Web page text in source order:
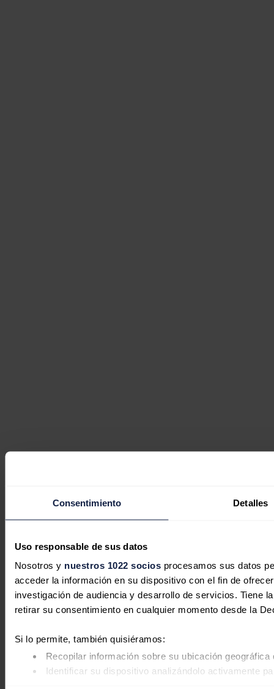
Consentimiento Detalles
Uso responsable de sus datos
Nosotros y nuestros 1022 sociosprocesamos sus datos
acceder la información en su dispositivo con el fin de
investigación de audiencia y desarrollo de servicios. Tiene
retirar su consentimiento en cualquier momento desde la
Si lo permite, también quisiéramos:
Recopilar información sobre su ubicación
Identificar su dispositivo analizándolo activamente